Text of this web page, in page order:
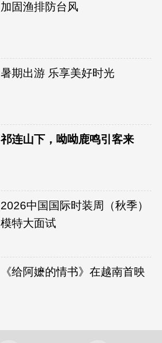
加固渔排防台风
暑期出游 乐享美好时光
祁连山下，呦呦鹿鸣引客来
2026中国国际时装周（秋季）
模特大面试
《给阿嬷的情书》在越南首映